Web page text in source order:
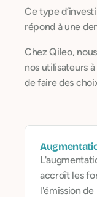
Ce type
répond à une
Chez Qileo,
nos utilisateurs
de faire des
accroît les
l'émission